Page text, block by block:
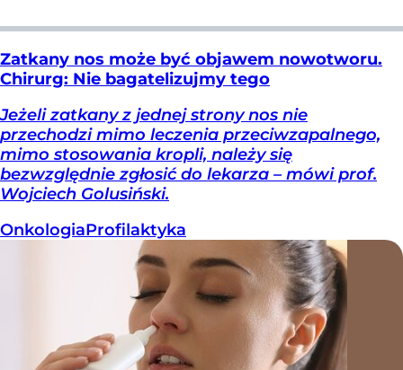
Zatkany nos może być objawem nowotworu.
Chirurg: Nie bagatelizujmy tego
Jeżeli zatkany z jednej strony nos nie
przechodzi mimo leczenia przeciwzapalnego,
mimo stosowania kropli, należy się
bezwzględnie zgłosić do lekarza – mówi prof.
Wojciech Golusiński.
OnkologiaProfilaktyka